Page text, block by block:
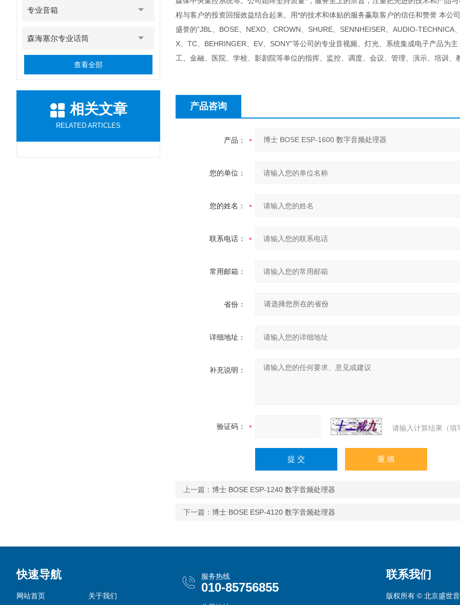
专业音箱
森海塞尔专业话筒
查看全部
相关文章
RELATED ARTICLES
程与客户的投资回报效益结合起来。用*的技术和体贴的服务赢取客户的信任和赞誉 本公
盛誉的“JBL、BOSE、NEXO、CROWN、SHURE、SENNHEISER、AUDIO-
X、TC、BEHRINGER、EV、SONY”等公司的专业音视频、灯光、系统集成电子产品为
工、金融、医院、学校、影剧院等单位的指挥、监控、调度、会议、管理、演示、培训、
产品咨询
产品：
您的单位：
您的姓名：
联系电话：
常用邮箱：
省份：
详细地址：
补充说明：
验证码： 请输入计算结果（填
上一篇： 博士 BOSE ESP-1240 数字音频处理器
下一篇： 博士 BOSE ESP-4120 数字音频处理器
快速导航
网站首页 关于我们
服务热线
010-85756855
联系我们
版权所有 © 北京盛世